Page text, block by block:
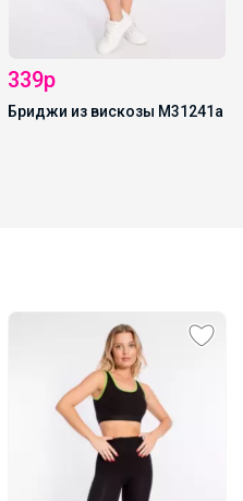
339р
Бриджи из вискозы М31241а